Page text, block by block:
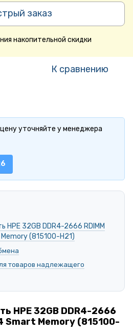
заказ
накопительной скидки
К сравнению
уточняйте у менеджера
HPE 32GB DDR4-2666 RDIMM
(815100-H21)
товаров надлежащего
HPE 32GB DDR4-2666
Smart Memory (815100-